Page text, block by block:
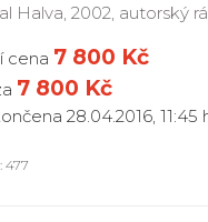
Halva, 2002, autorský
cena 7 800 Kč
7 800 Kč
28.04.2016, 11:45
477